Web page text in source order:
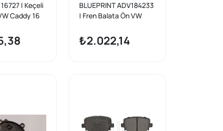
| Keçeli
Caddy 16
16-19
BLUEPRINT ADV184233
| Fren Balata Ön VW
VII/Passat/Leon/Octavi
a/A3 13-
₺2.022,14